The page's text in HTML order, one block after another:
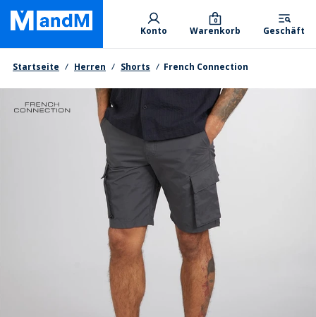
Skip
main
content
Primary departments
Konto Warenkorb
0
Geschäft
Brotkrumen
Startseite Herren Shorts French Connection